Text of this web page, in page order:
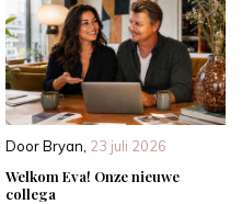
DoorBryan 23 juli 2026
Welkom Eva! Onze nieuwe
collega